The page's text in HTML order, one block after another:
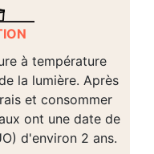
à température
la lumière. Après
et consommer
ont une date de
d'environ 2 ans.